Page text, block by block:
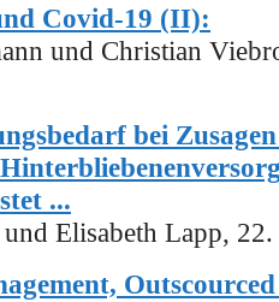
Covid-19 (II):
und Christian
bei
...
Elisabeth Lapp,